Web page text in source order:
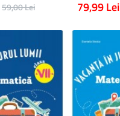
59,00 Lei 79,99 Lei